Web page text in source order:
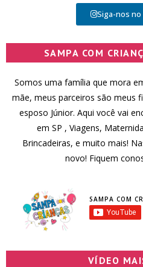
Siga-nos
SAMPA COM
Somos uma família que mora
mãe, meus parceiros são meus
esposo Júnior. Aqui você vai
em SP , Viagens,
Brincadeiras, e muito mais!
novo! Fiquem
SAMPA COM
VÍDEO